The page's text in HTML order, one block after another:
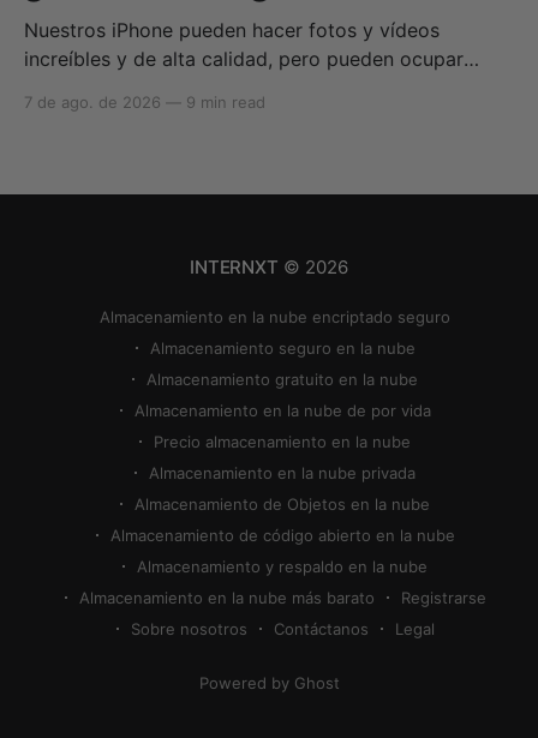
Nuestros iPhone pueden hacer fotos y vídeos
increíbles y de alta calidad, pero pueden ocupar
cómo reducir el tamaño de las fotos en iPhone o
puedes utilizar
7 de ago. de 2026 — 9 min read
INTERNXT © 2026
Almacenamiento en la nube encriptado seguro
Almacenamiento seguro en la nube
Almacenamiento gratuito en la nube
Almacenamiento en la nube de por vida
Precio almacenamiento en la nube
Almacenamiento en la nube privada
Almacenamiento de Objetos en la nube
Almacenamiento de código abierto en la nube
Almacenamiento y respaldo en la nube
Almacenamiento en la nube más barato
Registrarse
Sobre nosotros
Contáctanos Legal
Powered by Ghost